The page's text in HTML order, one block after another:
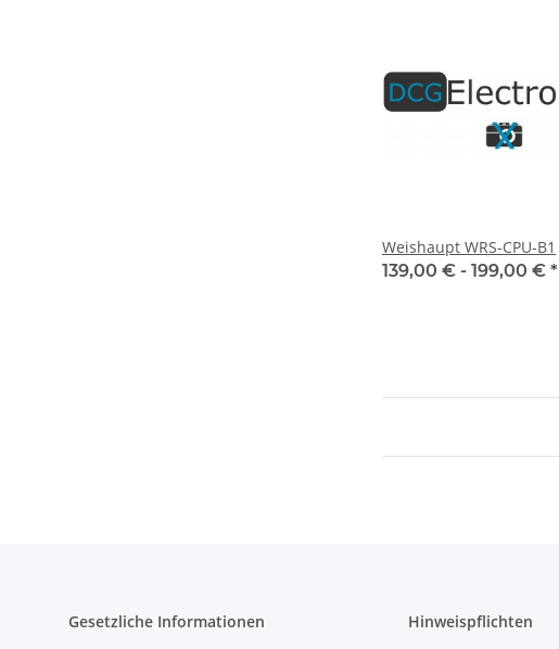
Weishaupt WRS-CPU-B1
139,00 € - 199,00 € *
Gesetzliche Informationen Hinweispflichten